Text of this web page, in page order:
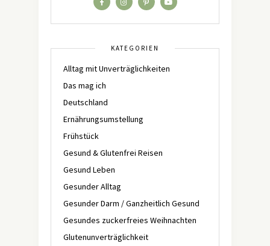
KATEGORIEN
Alltag mit Unverträglichkeiten
Das mag ich
Deutschland
Ernährungsumstellung
Frühstück
Gesund & Glutenfrei Reisen
Gesund Leben
Gesunder Alltag
Gesunder Darm / Ganzheitlich Gesund
Gesundes zuckerfreies Weihnachten
Glutenunverträglichkeit